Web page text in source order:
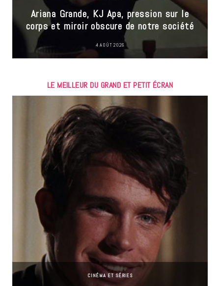
Ariana Grande, KJ Apa, pression sur le
corps et miroir obscure de notre société
4 AOÛT 2026
LE MEILLEUR DU GRAND ET PETIT ÉCRAN
CINÉMA ET SÉRIES